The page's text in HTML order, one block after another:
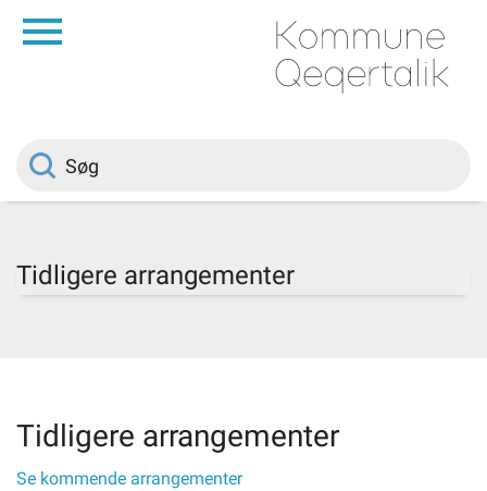
Borger
Job
Tidligere arrangementer
Tidligere arrangementer
Se kommende arrangementer